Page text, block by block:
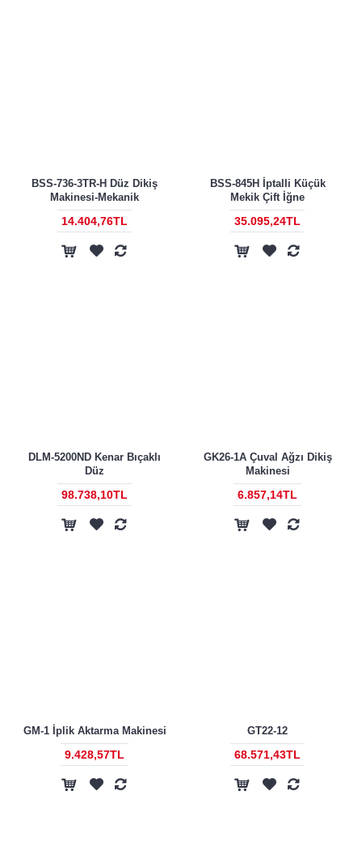
BSS-736-3TR-H Düz Dikiş
Makinesi-Mekanik
14.404,76TL
BSS-845H İptalli Küçük
Mekik Çift İğne
35.095,24TL
DLM-5200ND Kenar Bıçaklı
Düz
98.738,10TL
GK26-1A Çuval Ağzı Dikiş
Makinesi
6.857,14TL
GM-1 İplik Aktarma Makinesi
9.428,57TL
GT22-12
68.571,43TL